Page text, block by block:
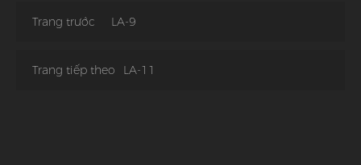
Trang trước LA-9
Trang tiếp theo LA-11